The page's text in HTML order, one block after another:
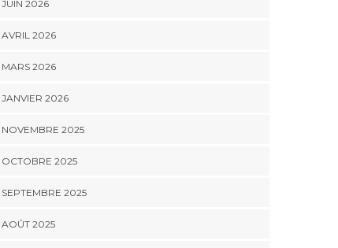
JUIN 2026
AVRIL 2026
MARS 2026
JANVIER 2026
NOVEMBRE 2025
OCTOBRE 2025
SEPTEMBRE 2025
AOÛT 2025